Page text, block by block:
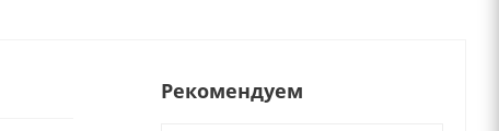
Рекомендуем